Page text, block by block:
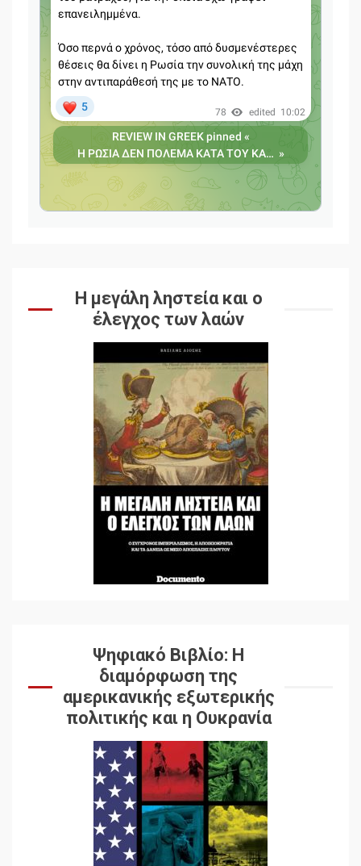
Η μεγάλη ληστεία και ο
έλεγχος των λαών
Ψηφιακό Βιβλίο: Η
διαμόρφωση της
αμερικανικής εξωτερικής
πολιτικής και η Ουκρανία